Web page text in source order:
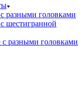
разными головками
шестигранной
разными головками